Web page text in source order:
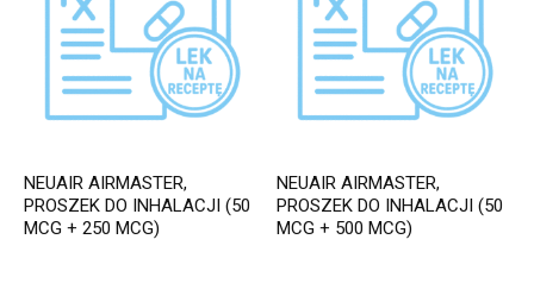
NEUAIR AIRMASTER,
PROSZEK DO INHALACJI (50
MCG + 250 MCG)
NEUAIR AIRMASTER,
PROSZEK DO INHALACJI (50
MCG + 500 MCG)